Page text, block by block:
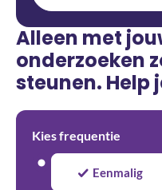
Alleen met
onderzoeken
steunen. Help
Kies frequentie
Eenmalig